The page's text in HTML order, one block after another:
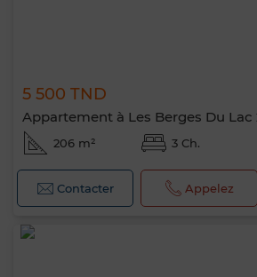
5 500 TND
Appartement à Les Berges Du Lac
206 m² 3 Ch.
Contacter Appelez